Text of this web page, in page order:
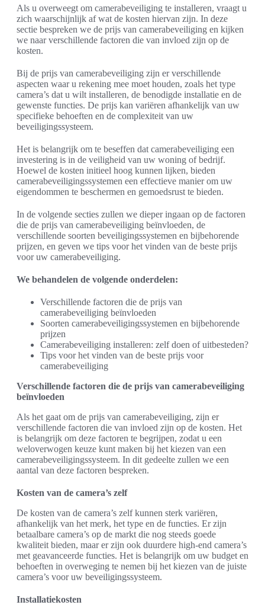
Als u overweegt om camerabeveiliging te installeren, vraagt u
zich waarschijnlijk af wat de kosten hiervan zijn. In deze
sectie bespreken we de prijs van camerabeveiliging en kijken
we naar verschillende factoren die van invloed zijn op de
kosten.
Bij de prijs van camerabeveiliging zijn er verschillende
aspecten waar u rekening mee moet houden, zoals het type
camera’s dat u wilt installeren, de benodigde installatie en de
gewenste functies. De prijs kan variëren afhankelijk van uw
specifieke behoeften en de complexiteit van uw
beveiligingssysteem.
Het is belangrijk om te beseffen dat camerabeveiliging een
investering is in de veiligheid van uw woning of bedrijf.
Hoewel de kosten initieel hoog kunnen lijken, bieden
camerabeveiligingssystemen een effectieve manier om uw
eigendommen te beschermen en gemoedsrust te bieden.
In de volgende secties zullen we dieper ingaan op de factoren
die de prijs van camerabeveiliging beïnvloeden, de
verschillende soorten beveiligingssystemen en bijbehorende
prijzen, en geven we tips voor het vinden van de beste prijs
voor uw camerabeveiliging.
We behandelen de volgende onderdelen:
Verschillende factoren die de prijs van
camerabeveiliging beïnvloeden
Soorten camerabeveiligingssystemen en bijbehorende
prijzen
Camerabeveiliging installeren: zelf doen of uitbesteden?
Tips voor het vinden van de beste prijs voor
camerabeveiliging
Verschillende factoren die de prijs van camerabeveiliging
beïnvloeden
Als het gaat om de prijs van camerabeveiliging, zijn er
verschillende factoren die van invloed zijn op de kosten. Het
is belangrijk om deze factoren te begrijpen, zodat u een
weloverwogen keuze kunt maken bij het kiezen van een
camerabeveiligingssysteem. In dit gedeelte zullen we een
aantal van deze factoren bespreken.
Kosten van de camera’s zelf
De kosten van de camera’s zelf kunnen sterk variëren,
afhankelijk van het merk, het type en de functies. Er zijn
betaalbare camera’s op de markt die nog steeds goede
kwaliteit bieden, maar er zijn ook duurdere high-end camera’s
met geavanceerde functies. Het is belangrijk om uw budget en
behoeften in overweging te nemen bij het kiezen van de juiste
camera’s voor uw beveiligingssysteem.
Installatiekosten